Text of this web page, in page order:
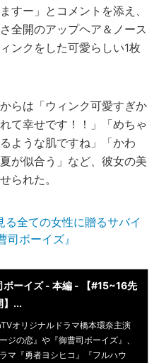
すー」とコメントを添え、
全開のアップヘア＆ノース
ンクをした可愛らしい1枚
らは「ウィンク可愛すぎか
て幸せです！！」「めちゃ
ような肌ですね」「かわ
が似合う」など、彼女の美
られた。
る全ての女性に贈るサバイ
ボーイズ』
ボーイズ - 本編 - 【#15~16先
】...
オリジナルドラマ橋本環奈主演
ージの恋』や『御曹司ボーイズ』、
マ『勇者ヨシヒコ』『フルハウ